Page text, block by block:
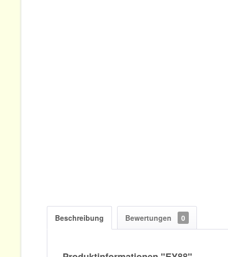
Beschreibung Bewertungen 0